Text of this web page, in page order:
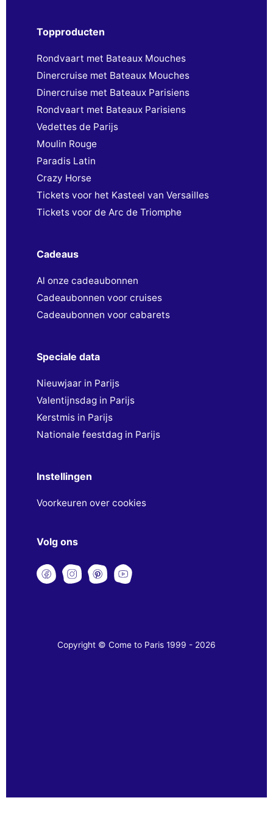
Topproducten
Rondvaart met Bateaux Mouches
Dinercruise met Bateaux Mouches
Dinercruise met Bateaux Parisiens
Rondvaart met Bateaux Parisiens
Vedettes de Parijs
Moulin Rouge
Paradis Latin
Crazy Horse
Tickets voor het Kasteel van Versailles
Tickets voor de Arc de Triomphe
Cadeaus
Al onze cadeaubonnen
Cadeaubonnen voor cruises
Cadeaubonnen voor cabarets
Speciale data
Nieuwjaar in Parijs
Valentijnsdag in Parijs
Kerstmis in Parijs
Nationale feestdag in Parijs
Instellingen
Voorkeuren over cookies
Volg ons
Copyright © Come to Paris 1999 - 2026